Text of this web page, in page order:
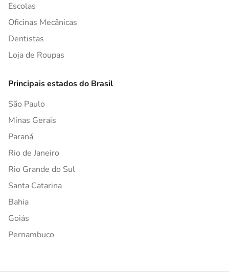
Escolas
Oficinas Mecânicas
Dentistas
Loja de Roupas
Principais estados do Brasil
São Paulo
Minas Gerais
Paraná
Rio de Janeiro
Rio Grande do Sul
Santa Catarina
Bahia
Goiás
Pernambuco